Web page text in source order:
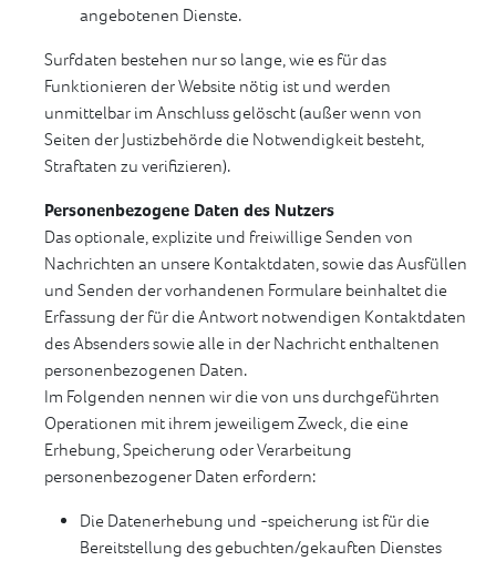
angebotenen Dienste.
Surfdaten bestehen nur so lange, wie es für das
Funktionieren der Website nötig ist und werden
unmittelbar im Anschluss gelöscht (außer wenn von
Seiten der Justizbehörde die Notwendigkeit besteht,
Straftaten zu verifizieren).
Personenbezogene Daten des Nutzers
Das optionale, explizite und freiwillige Senden von
Nachrichten an unsere Kontaktdaten, sowie das Ausfüllen
und Senden der vorhandenen Formulare beinhaltet die
Erfassung der für die Antwort notwendigen Kontaktdaten
des Absenders sowie alle in der Nachricht enthaltenen
personenbezogenen Daten.
Im Folgenden nennen wir die von uns durchgeführten
Operationen mit ihrem jeweiligem Zweck, die eine
Erhebung, Speicherung oder Verarbeitung
personenbezogener Daten erfordern:
Die Datenerhebung und -speicherung ist für die
Bereitstellung des gebuchten/gekauften Dienstes